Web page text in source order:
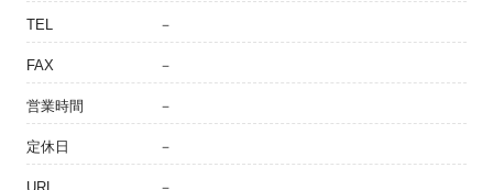
TEL －
FAX －
営業時間 －
定休日 －